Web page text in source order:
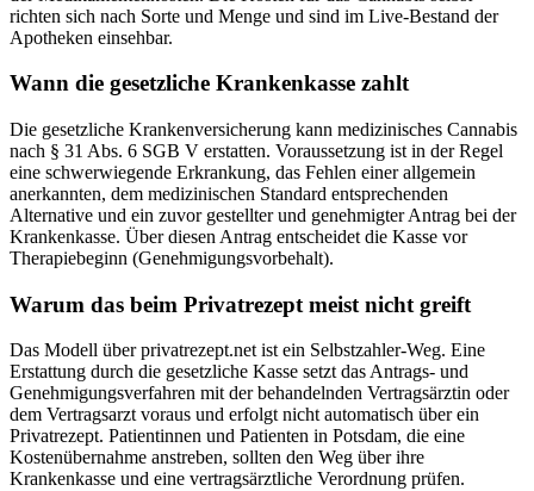
richten sich nach Sorte und Menge und sind im Live-Bestand der
Apotheken einsehbar.
Wann die gesetzliche Krankenkasse zahlt
Die gesetzliche Krankenversicherung kann medizinisches Cannabis
nach § 31 Abs. 6 SGB V erstatten. Voraussetzung ist in der Regel
eine schwerwiegende Erkrankung, das Fehlen einer allgemein
anerkannten, dem medizinischen Standard entsprechenden
Alternative und ein zuvor gestellter und genehmigter Antrag bei der
Krankenkasse. Über diesen Antrag entscheidet die Kasse vor
Therapiebeginn (Genehmigungsvorbehalt).
Warum das beim Privatrezept meist nicht greift
Das Modell über privatrezept.net ist ein Selbstzahler-Weg. Eine
Erstattung durch die gesetzliche Kasse setzt das Antrags- und
Genehmigungsverfahren mit der behandelnden Vertragsärztin oder
dem Vertragsarzt voraus und erfolgt nicht automatisch über ein
Privatrezept. Patientinnen und Patienten in Potsdam, die eine
Kostenübernahme anstreben, sollten den Weg über ihre
Krankenkasse und eine vertragsärztliche Verordnung prüfen.